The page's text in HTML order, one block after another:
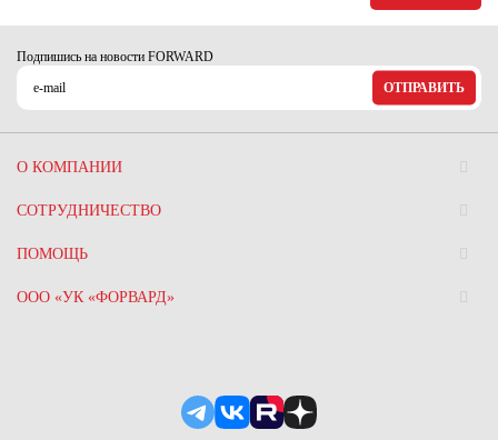
Подпишись на новости FORWARD
ОТПРАВИТЬ
О КОМПАНИИ
СОТРУДНИЧЕСТВО
ПОМОЩЬ
ООО «УК «ФОРВАРД»